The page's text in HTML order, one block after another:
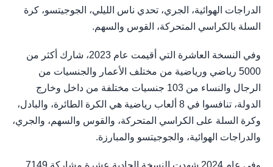
الدراجات الهوائية، الجري، تحدي ناس الليلي، الجوجيتسو، كرة
السلة بالكراسي المتحركة، القوس والسهم.
وفي النسخة العاشرة التي أقيمت عام 2023، شارك أكثر من
5000 رياضي ورياضية من مختلف الأعمار والجنسيات من
الرجال والنساء من 103 جنسيات مختلفة من داخل وخارج
الدولة، تنافسوا في 8 ألعاب رياضية هي الكرة الطائرة، والبادل،
وكرة السلة على الكراسي المتحركة، والقوس والسهم، والجري،
والدراجات الهوائية، والجوجيتسو والمبارزة.
وفي عام 2024 شهدت النسخة الحادية عشرة مشاركة 7149